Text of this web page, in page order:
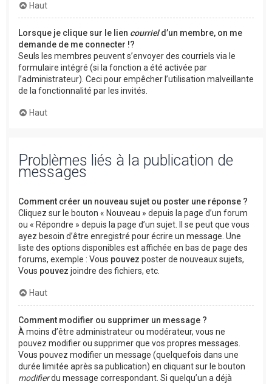
Haut
Lorsque je clique sur le lien courrield’un membre, on me
demande de me connecter !?
Seuls les membres peuvent s’envoyer des courriels via le
formulaire intégré (si la fonction a été activée par
l’administrateur). Ceci pour empêcher l’utilisation malveillante
de la fonctionnalité par les invités.
Haut
Problèmes liés à la publication de
messages
Comment créer un nouveau sujet ou poster une réponse ?
Cliquez sur le bouton « Nouveau » depuis la page d’un forum
ou « Répondre » depuis la page d’un sujet. Il se peut que vous
ayez besoin d’être enregistré pour écrire un message. Une
liste des options disponibles est affichée en bas de page des
forums, exemple : Vous pouvez poster de nouveaux sujets,
Vous pouvez joindre des fichiers, etc.
Haut
Comment modifier ou supprimer un message ?
À moins d’être administrateur ou modérateur, vous ne
pouvez modifier ou supprimer que vos propres messages.
Vous pouvez modifier un message (quelquefois dans une
durée limitée après sa publication) en cliquant sur le bouton
modifierdu message correspondant. Si quelqu’un a déjà